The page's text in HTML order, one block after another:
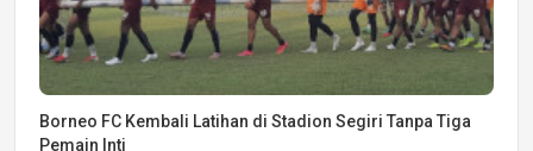
Borneo FC Kembali Latihan di Stadion Segiri Tanpa Tiga
Pemain Inti